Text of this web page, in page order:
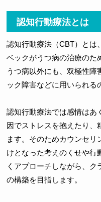
認知行動療法とは
認知行動療法（CBT）とは
ベックがうつ病の治療のた
うつ病以外にも、双極性障
ック障害などに用いられる
認知行動療法では感情はあ
因でストレスを抱えたり、
ます。そのためカウンセ
けとなった考えのくせや行
くアプローチしながら、
の構築を目指します。